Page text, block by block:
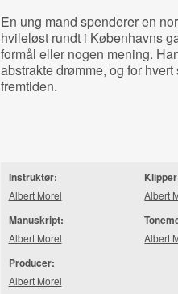
En ung mand spenderer en
hvileløst rundt i Københavns
formål eller nogen mening.
abstrakte drømme, og for
fremtiden.
Instruktør:
Albert Morel
Manuskript:
Albert Morel
Producer:
Albert Morel
Albert
Albert